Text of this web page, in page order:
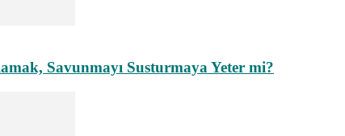
Savunmayı Susturmaya Yeter mi?